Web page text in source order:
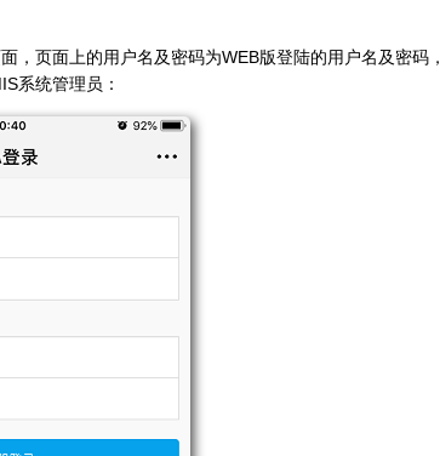
页面上的用户名及密码为WEB版登陆的用户名及密码，
系统管理员：